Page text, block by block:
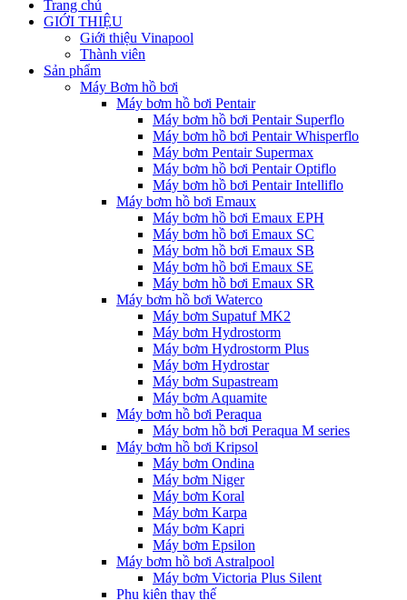
Trang chủ
GIỚI THIỆU
Giới thiệu Vinapool
Thành viên
Sản phẩm
Máy Bơm hồ bơi
Máy bơm hồ bơi Pentair
Máy bơm hồ bơi Pentair Superflo
Máy bơm hồ bơi Pentair Whisperflo
Máy bơm Pentair Supermax
Máy bơm hồ bơi Pentair Optiflo
Máy bơm hồ bơi Pentair Intelliflo
Máy bơm hồ bơi Emaux
Máy bơm hồ bơi Emaux EPH
Máy bơm hồ bơi Emaux SC
Máy bơm hồ bơi Emaux SB
Máy bơm hồ bơi Emaux SE
Máy bơm hồ bơi Emaux SR
Máy bơm hồ bơi Waterco
Máy bơm Supatuf MK2
Máy bơm Hydrostorm
Máy bơm Hydrostorm Plus
Máy bơm Hydrostar
Máy bơm Supastream
Máy bơm Aquamite
Máy bơm hồ bơi Peraqua
Máy bơm hồ bơi Peraqua M series
Máy bơm hồ bơi Kripsol
Máy bơm Ondina
Máy bơm Niger
Máy bơm Koral
Máy bơm Karpa
Máy bơm Kapri
Máy bơm Epsilon
Máy bơm hồ bơi Astralpool
Máy bơm Victoria Plus Silent
Phụ kiện thay thế